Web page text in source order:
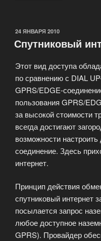
ОПУБЛИКОВАНО
24 ЯНВАРЯ 2010
Спутниковый
Этот вид доступа
по сравнению с DIAL
GPRS/EDGE-
пользования GPRS/
за высокой стоимости
всегда достигают
возможности
соединение. Здесь
интернет.
Принцип действия
спутниковый интернет
посылается запрос
любое доступное
GPRS). Провайдер